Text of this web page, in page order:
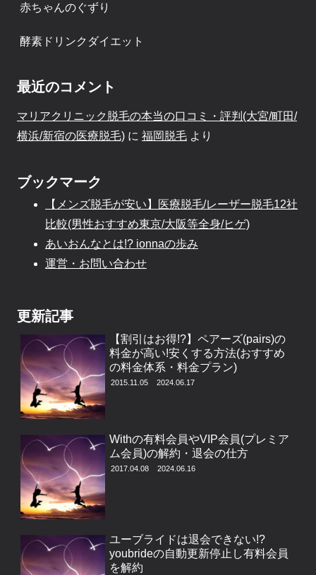
赤ちゃんのぐずり
酵素ドリンクダイエット
最近のコメント
マリアクリニック脱毛の本当の口コミ・評判(大宮/町田/
横浜/新宿の医療脱毛) に 福岡脱毛 より
ブックマーク
【メンズ脱毛が安い】医療脱毛/レーザー脱毛12社
比較(男性おすすめ東京/大阪等全身/ヒゲ)
あいおんなとは!? ionnaの歩み
運営・お問い合わせ
更新記事
【割引はお得!?】ペアーズ(pairs)の
料金が高い!安くする方法(おすすめ
の料金体系・料金プラン)
2015.11.05 2024.06.17
Withの有料会員やVIP会員(プレミア
ム会員)の解約・退会の仕方
2017.04.08 2024.06.16
ユーブライドは退会できない!?
youbrideの自動更新停止し有料会員
を解約